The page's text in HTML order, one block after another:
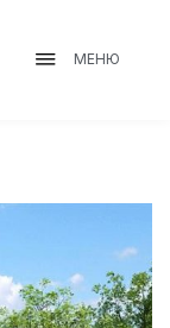
МЕНЮ